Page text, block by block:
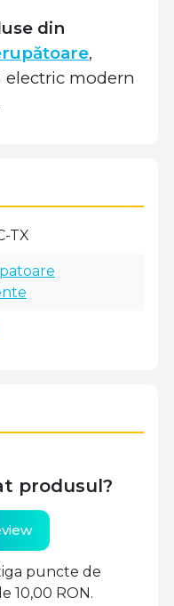
din
,
modern
TX
produsul?
puncte de
10,00 RON.